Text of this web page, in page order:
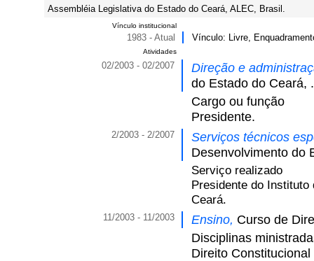
Assembléia Legislativa do Estado do Ceará, ALEC, Brasil.
Vínculo institucional
1983 - Atual Vínculo: Livre,
Atividades
02/2003 - 02/2007
Direção e
do Estado do Ceará, .
Cargo ou função
Presidente.
2/2003 - 2/2007
Serviços técnicos
Desenvolvimento do
Serviço realizado
Presidente do
Ceará.
11/2003 - 11/2003 Ensino, Curso de
Disciplinas
Direito Constitucional